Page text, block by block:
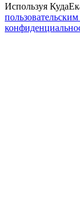
Используя